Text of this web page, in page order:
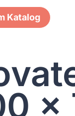
Katalog
x